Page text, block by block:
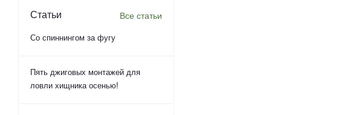
Статьи Все статьи
Со спиннингом за фугу
Пять джиговых монтажей для
ловли хищника осенью!